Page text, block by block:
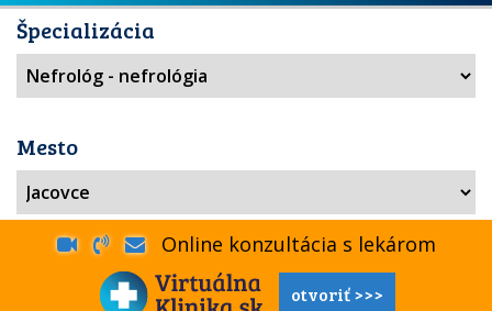
Špecializácia
Mesto
Online konzultácia s lekárom
otvoriť >>>